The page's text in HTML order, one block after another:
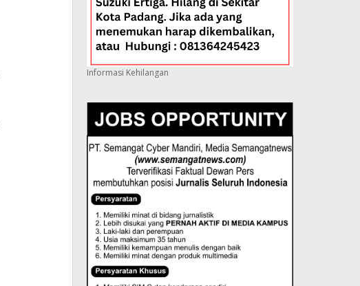
Informasi Kehilangan